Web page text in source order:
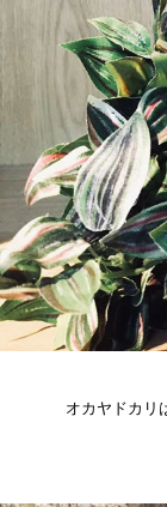
オカヤドカリ